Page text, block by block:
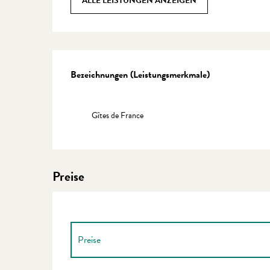
Bezeichnungen (Leistungsmerkmale)
Bezeichnungen (Leistungsmerkmale)
Gîtes de France
Preise
Preise